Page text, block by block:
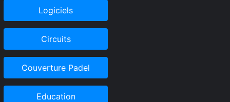
Logiciels
Circuits
Couverture Padel
Education